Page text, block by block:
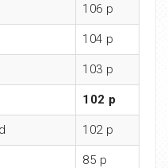
106 p
104 p
103 p
102 p
102 p
85 p